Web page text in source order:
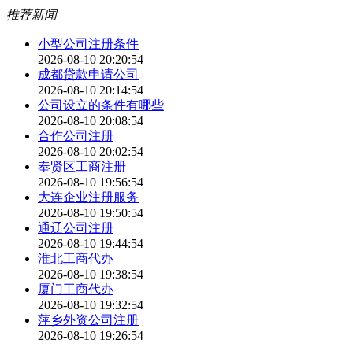
推荐新闻
小型公司注册条件
2026-08-10 20:20:54
成都贷款申请公司
2026-08-10 20:14:54
公司设立的条件有哪些
2026-08-10 20:08:54
合作公司注册
2026-08-10 20:02:54
奉贤区工商注册
2026-08-10 19:56:54
大连企业注册服务
2026-08-10 19:50:54
通辽公司注册
2026-08-10 19:44:54
淮北工商代办
2026-08-10 19:38:54
厦门工商代办
2026-08-10 19:32:54
萍乡外资公司注册
2026-08-10 19:26:54